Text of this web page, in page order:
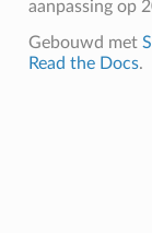
aanpassing op
Gebouwd met
Read the Docs.